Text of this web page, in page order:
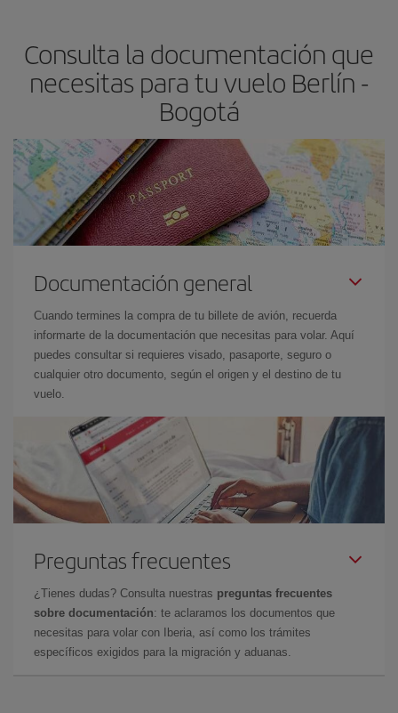
Consulta la documentación que
necesitas para tu vuelo Berlín -
Bogotá
Documentación general
Cuando termines la compra de tu billete de avión, recuerda
informarte de la documentación que necesitas para volar. Aquí
puedes consultar si requieres visado, pasaporte, seguro o
cualquier otro documento, según el origen y el destino de tu
vuelo.
Preguntas frecuentes
¿Tienes dudas? Consulta nuestras preguntas frecuentes
sobre documentación: te aclaramos los documentos que
necesitas para volar con Iberia, así como los trámites
específicos exigidos para la migración y aduanas.